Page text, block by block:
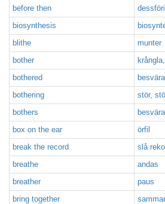
before then
biosynthesis
blithe
munter
bother
bothered
bothering
stör,
bothers
box on the ear
örfil
break the record
slå
breathe
andas
breather
paus
bring together